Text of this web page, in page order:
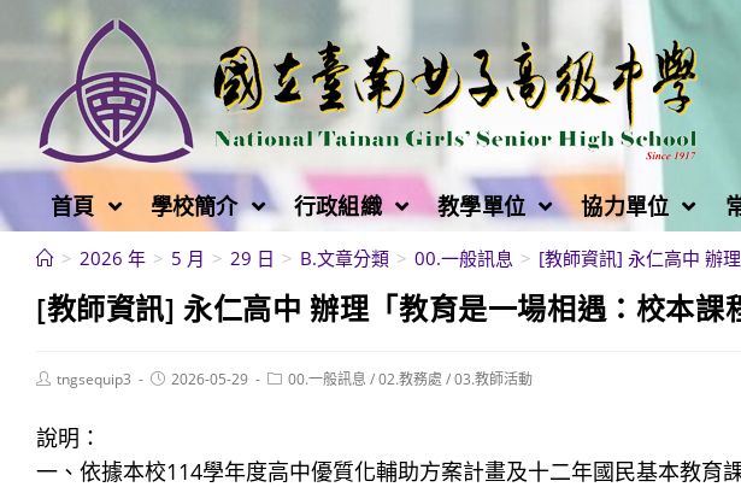
轉
至
容
首頁 學校簡介 行政組織 教學單位 協力單位
> 2026 年 > 5 月 > 29 日 > B.文章分類 > 00.一般訊息 > [教師資訊] 永仁高中 辦
[教師資訊] 永仁高中 辦理「教育是一場相遇：校本課
Posttngsequip3
Post2026-05-29
Post00.一般訊息 /02.教務處 /03.教師活動
說明：
一、依據本校114學年度高中優質化輔助方案計畫及十二年國民基本教育